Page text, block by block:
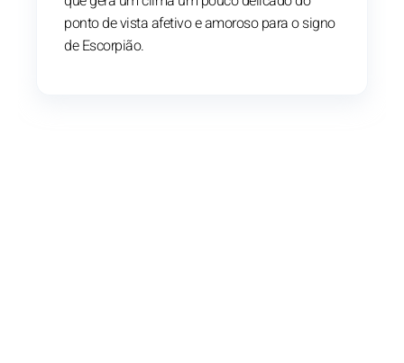
ponto de vista afetivo e amoroso para o signo
de Escorpião.